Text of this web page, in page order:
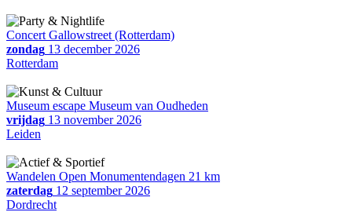
Concert Gallowstreet (Rotterdam)
zondag 13 december 2026
Rotterdam
Museum escape Museum van Oudheden
vrijdag 13 november 2026
Leiden
Wandelen Open Monumentendagen 21 km
zaterdag 12 september 2026
Dordrecht